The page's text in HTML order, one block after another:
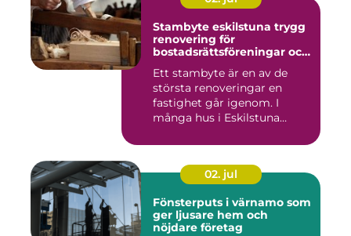
Stambyte eskilstuna trygg
renovering för
bostadsrättsföreningar och
Ett stambyte är en av de
största renoveringar en
fastighet går igenom. I
många hus i Eskilstuna
02. jul
Fönsterputs i värnamo som
ger ljusare hem och
nöjdare företag